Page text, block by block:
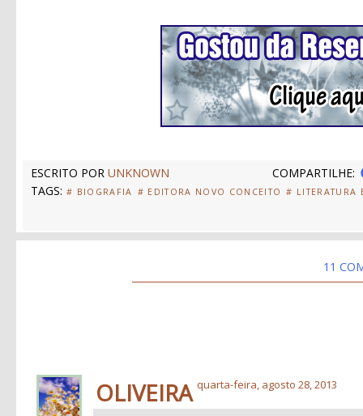
ESCRITO POR UNKNOWN
COMPARTILHE:
TAGS: # BIOGRAFIA # EDITORA NOVO CONCEITO # LITERATURA
11
OLIVEIRA quarta-feira, agosto 28, 2013